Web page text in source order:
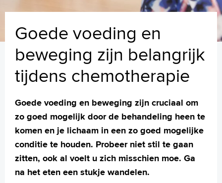
Goede voeding en
beweging zijn belangrijk
tijdens chemotherapie
Goede voeding en beweging zijn cruciaal om
zo goed mogelijk door de behandeling heen te
komen en je lichaam in een zo goed mogelijke
conditie te houden. Probeer niet stil te gaan
zitten, ook al voelt u zich misschien moe. Ga
na het eten een stukje wandelen.